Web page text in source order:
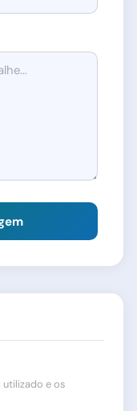
utilizado e os